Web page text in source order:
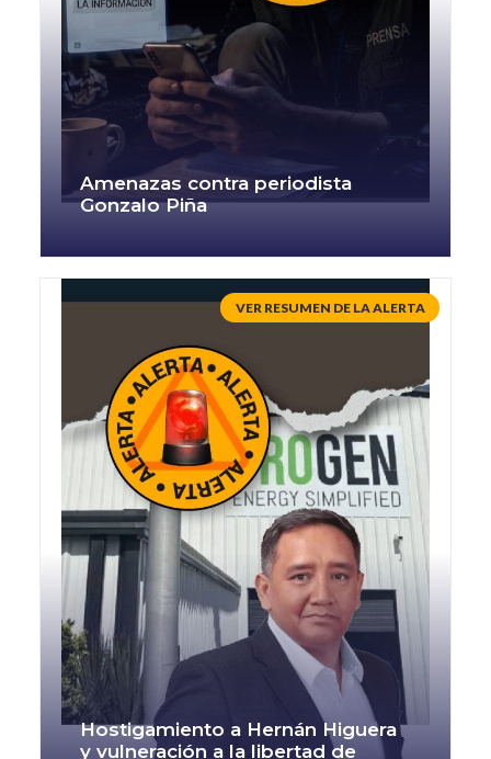
Amenazas contra periodista
Gonzalo Piña
Hostigamiento a Hernán Higuera
y vulneración a la libertad de